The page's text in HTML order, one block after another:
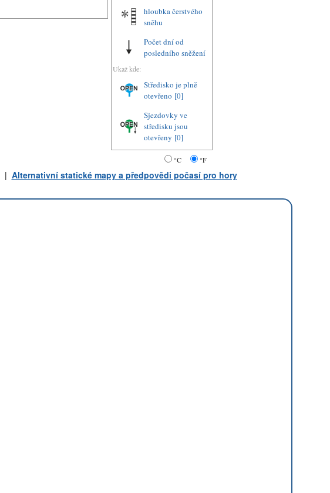
hloubka čerstvého
sněhu
Počet dní od
posledního sněžení
Ukaž kde:
Středisko je plně
otevřeno [0]
Sjezdovky ve
středisku jsou
otevřeny [0]
°C °F
| Alternativní statické mapy a předpovědi počasí pro hory